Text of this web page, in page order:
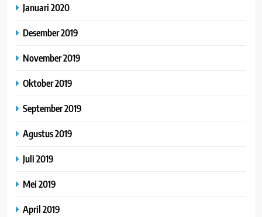
Januari 2020
Desember 2019
November 2019
Oktober 2019
September 2019
Agustus 2019
Juli 2019
Mei 2019
April 2019